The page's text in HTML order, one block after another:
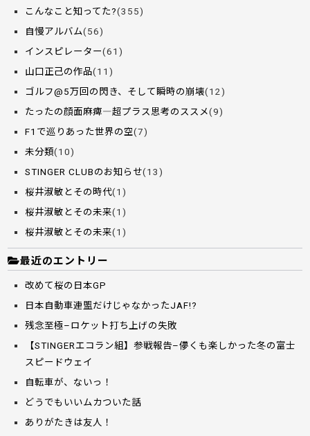
こんなこと知ってた?(355)
自慢アルバム(56)
インスピレーター(61)
山口正己の作品(11)
ゴルフ@5万回の閃き、そして瞬時の崩壊(12)
たったの顔面麻痺―超プラス思考のススメ(9)
F1で巡りあった世界の空(7)
未分類(10)
STINGER CLUBのお知らせ(13)
桜井淑敏とその時代(1)
桜井淑敏とその未来(1)
桜井淑敏とその未来(1)
最近のエントリー
改めて桜の日本GP
日本自動車連盟だけじゃなかったJAF!?
残念至極–ロケット打ち上げの失敗
【STINGERエコラン組】参戦報告–儚くも楽しかった冬の富士
スピードウェイ
自転車が、ないっ！
どうでもいいムカついた話
ありがたきは友人！